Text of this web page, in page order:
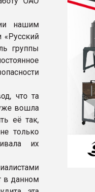
нашим
«Русский
группы
что та
вошла
её так,
только
их
в данном